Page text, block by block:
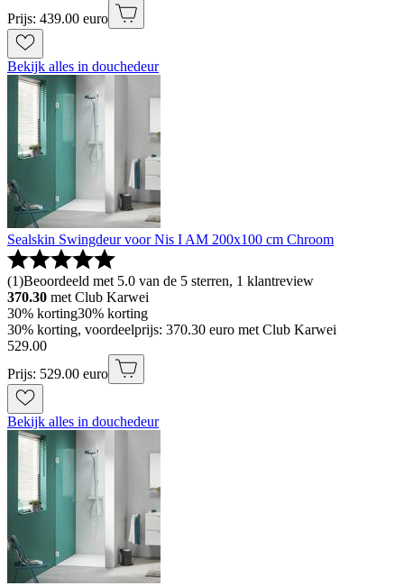
Prijs: 439.00 euro
Bekijk alles in douchedeur
Sealskin Swingdeur voor Nis I AM 200x100 cm Chroom
(1)Beoordeeld met 5.0 van de 5 sterren, 1 klantreview
370.30 met Club Karwei
30% korting30% korting
30% korting, voordeelprijs: 370.30 euro met Club Karwei
529.00
Prijs: 529.00 euro
Bekijk alles in douchedeur